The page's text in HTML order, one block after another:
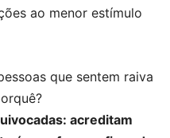
ao menor estímulo
que sentem raiva
acreditam